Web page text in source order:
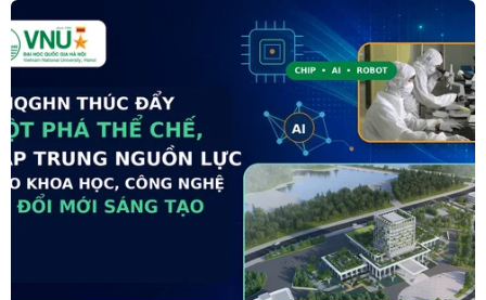
Khơi thông dòng vốn, đổi mới phương thức cho
vay, nâng cao năng lực hấp thụ vốn
10/08/2026 09:25